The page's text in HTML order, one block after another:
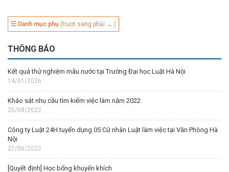
☰ Danh mục phụ (trượt sang phải → )
THÔNG BÁO
Kết quả thử nghiệm mẫu nước tại Trường Đại học Luật Hà Nội
14/01/2026
Khảo sát nhu cầu tìm kiếm việc làm năm 2022
25/08/2022
Công ty Luật 24H tuyển dụng 05 Cử nhân Luật làm việc tại Văn Phòng Hà
Nội
27/06/2022
[Quyết định] Học bổng khuyến khích